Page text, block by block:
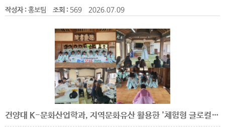
작성자 :홍보팀 조회 :569 2026.07.09
건양대 K-문화산업학과, 지역문화유산 활용한 '체험형 글로컬 교육' 눈길